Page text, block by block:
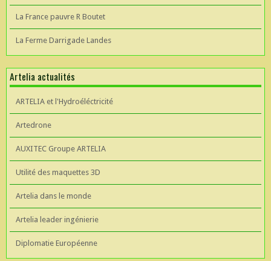
La France pauvre R Boutet
La Ferme Darrigade Landes
Artelia actualités
ARTELIA et l'Hydroéléctricité
Artedrone
AUXITEC Groupe ARTELIA
Utilité des maquettes 3D
Artelia dans le monde
Artelia leader ingénierie
Diplomatie Européenne